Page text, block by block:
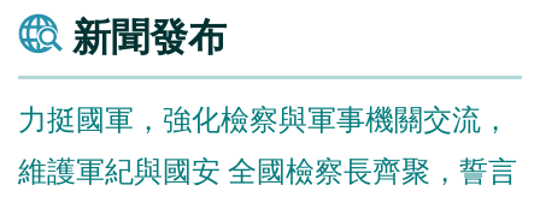
新聞發布
力挺國軍，強化檢察與軍事機關交流，
維護軍紀與國安 全國檢察長齊聚，誓言